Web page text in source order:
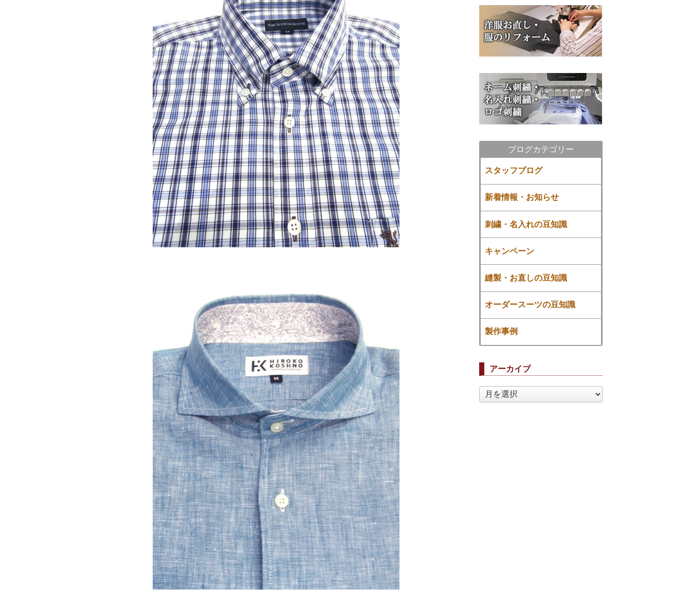
ブログカテゴリー
スタッフブログ
新着情報・お知らせ
刺繍・名入れの豆知識
キャンペーン
縫製・お直しの豆知識
オーダースーツの豆知識
製作事例
アーカイブ
ア
ー